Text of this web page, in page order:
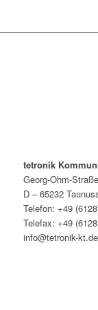
tetronik
Georg-Ohm-
D – 65232
Telefon: +49
Telefax: +49
info@tetronik-kt.de